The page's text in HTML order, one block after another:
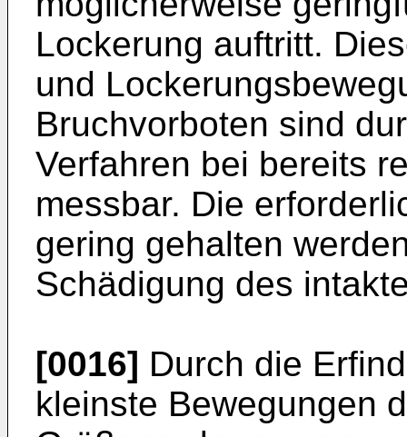
Lockerung auftritt.
und
Bruchvorboten sind
Verfahren bei bereits
messbar. Die
gering gehalten
Schädigung des
[0016] Durch die
kleinste Bewegungen